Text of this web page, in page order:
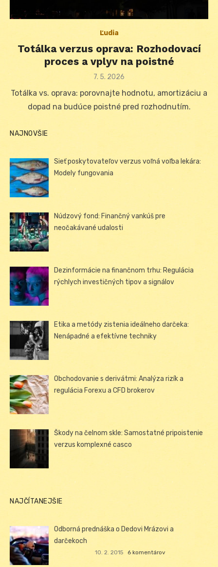
Ľudia
Totálka verzus oprava: Rozhodovací
proces a vplyv na poistné
Posted
7. 5. 2026
Totálka vs. oprava: porovnajte hodnotu, amortizáciu a
dopad na budúce poistné pred rozhodnutím.
NAJNOVŠIE
Sieť poskytovateľov verzus voľná voľba lekára:
Modely fungovania
Núdzový fond: Finančný vankúš pre
neočakávané udalosti
Dezinformácie na finančnom trhu: Regulácia
rýchlych investičných tipov a signálov
Etika a metódy zistenia ideálneho darčeka:
Nenápadné a efektívne techniky
Obchodovanie s derivátmi: Analýza rizík a
regulácia Forexu a CFD brokerov
Škody na čelnom skle: Samostatné pripoistenie
verzus komplexné casco
NAJČÍTANEJŠIE
Odborná prednáška o Dedovi Mrázovi a
darčekoch
10. 2. 2015 6 komentárov